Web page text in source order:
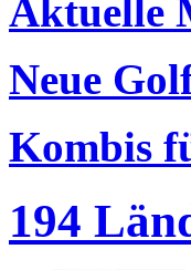
Aktuelle
Neue
Kombis
194